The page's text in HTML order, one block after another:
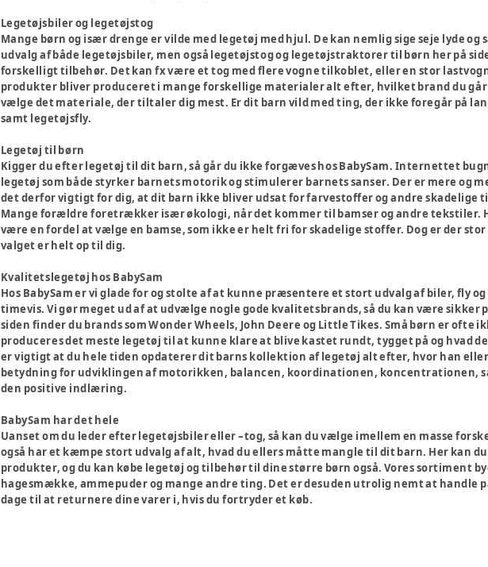
Legetøjsbiler og legetøjstog
Mange børn og især drenge er vilde med legetøj med hjul. De kan nemlig sige seje lyde
udvalg af både legetøjsbiler, men også legetøjstog og legetøjstraktorer til børn her på
forskelligt tilbehør. Det kan fx være et tog med flere vogne tilkoblet, eller en stor
produkter bliver produceret i mange forskellige materialer alt efter, hvilket brand du
vælge det materiale, der tiltaler dig mest. Er dit barn vild med ting, der ikke foregår på
samt legetøjsfly.
Legetøj til børn
Kigger du efter legetøj til dit barn, så går du ikke forgæves hos BabySam. Internettet
legetøj som både styrker barnets motorik og stimulerer barnets sanser. Der er mere og
det derfor vigtigt for dig, at dit barn ikke bliver udsat for farvestoffer og andre skadelige
Mange forældre foretrækker især økologi, når det kommer til bamser og andre tekstiler.
være en fordel at vælge en bamse, som ikke er helt fri for skadelige stoffer. Dog er der
valget er helt op til dig.
Kvalitetslegetøj hos BabySam
Hos BabySam er vi glade for og stolte af at kunne præsentere et stort udvalg af biler, fly
timevis. Vi gør meget ud af at udvælge nogle gode kvalitetsbrands, så du kan være sikker
siden finder du brands som Wonder Wheels, John Deere og Little Tikes. Små børn er
produceres det meste legetøj til at kunne klare at blive kastet rundt, tygget på og hvad
er vigtigt at du hele tiden opdaterer dit barns kollektion af legetøj alt efter, hvor han
betydning for udviklingen af motorikken, balancen, koordinationen, koncentrationen,
den positive indlæring.
BabySam har det hele
Uanset om du leder efter legetøjsbiler eller –tog, så kan du vælge imellem en masse
også har et kæmpe stort udvalg af alt, hvad du ellers måtte mangle til dit barn. Her kan
produkter, og du kan købe legetøj og tilbehør til dine større børn også. Vores sortiment
hagesmække, ammepuder og mange andre ting. Det er desuden utrolig nemt at handle
dage til at returnere dine varer i, hvis du fortryder et køb.